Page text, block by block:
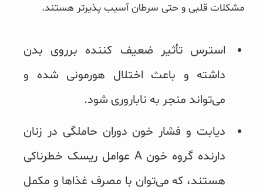
مشکلات قلبی و حتی سرطان آسیب پذیرتر هستند.
استرس تأثیر ضعیف کننده برروی بدن
داشته و باعث اختلال هورمونی شده و
می‌تواند منجر به ناباروری شود.
دیابت و فشار خون دوران حاملگی در زنان
دارنده گروه خون A عوامل ریسک خطرناکی
هستند، که می‌توان با مصرف غذاها و مکمل